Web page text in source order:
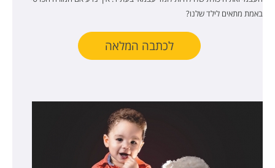
באמת מתאים לילד שלנו?
לכתבה המלאה